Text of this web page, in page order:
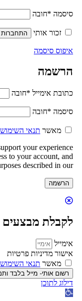
סיסמה *חובה
זכור אותי התחברות
איפוס סיסמה
הרשמה
כתובת אימייל *חובה
סיסמה *חובה
מאשר תנאי השימוש
your experience
to your account, and
described in our
הרשמה
לקבלת מבצעים
אימייל
אישור מדיניות פרטיות
מאשר תנאי השימוש
רשום אותי- מייל בלבד
דילוג לתוכן
פתח